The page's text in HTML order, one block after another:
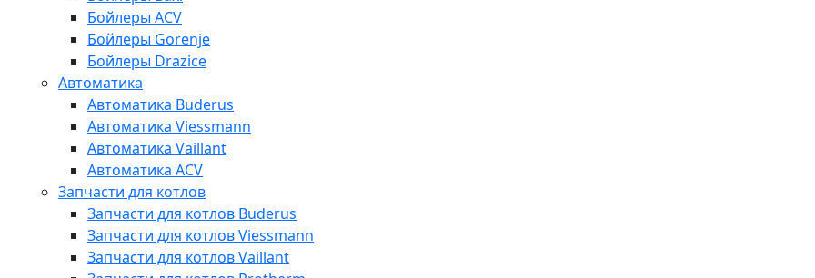
Бойлеры ACV
Бойлеры Gorenje
Бойлеры Drazice
Автоматика
Автоматика Buderus
Автоматика Viessmann
Автоматика Vaillant
Автоматика ACV
Запчасти для котлов
Запчасти для котлов Buderus
Запчасти для котлов Viessmann
Запчасти для котлов Vaillant